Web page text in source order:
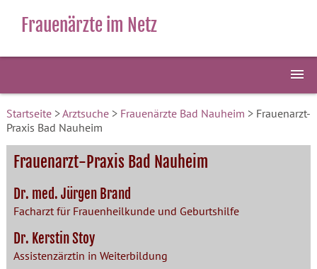
Frauenärzte im Netz
Startseite>Arztsuche> Frauenärzte Bad Nauheim > Frauenarzt-
Praxis Bad Nauheim
Frauenarzt-Praxis Bad Nauheim
Dr. med. Jürgen Brand
Facharzt für Frauenheilkunde und Geburtshilfe
Dr. Kerstin Stoy
Assistenzärztin in Weiterbildung